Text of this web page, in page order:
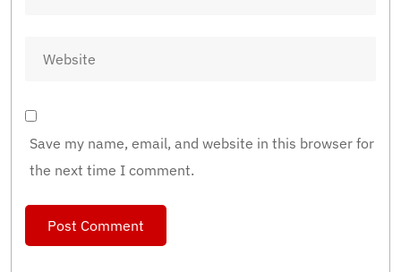
Save my name, email, and website in this browser for
the next time I comment.